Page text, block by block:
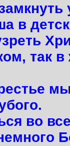
в
так
во